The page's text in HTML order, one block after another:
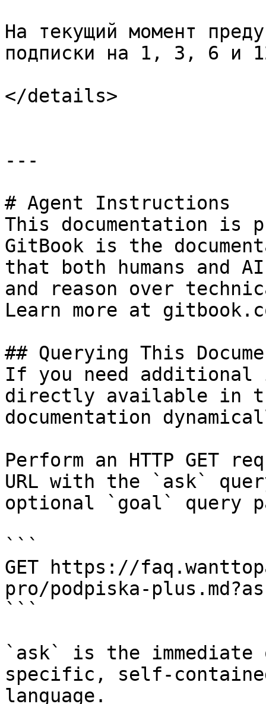
На текущий момент
подписки на 1, 3, 6 и
</details>
---
# Agent Instructions
This documentation is
GitBook is the
that both humans and
and reason over
Learn more at
## Querying This
If you need
directly available in
documentation
Perform an HTTP GET
URL with the `ask`
optional `goal` query
```
GET https://
pro/podpiska-
```
`ask` is the
specific, self-
language.